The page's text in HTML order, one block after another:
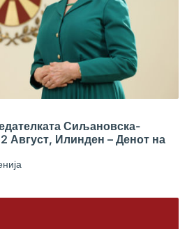
Сиљановска-
Август, Илинден – Денот на